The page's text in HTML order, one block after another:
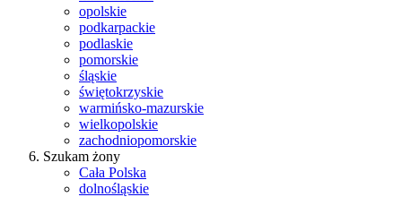
opolskie
podkarpackie
podlaskie
pomorskie
śląskie
świętokrzyskie
warmińsko-mazurskie
wielkopolskie
zachodniopomorskie
Szukam żony
Cała Polska
dolnośląskie